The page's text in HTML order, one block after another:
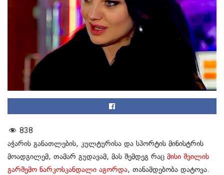
838
აჭარის განათლების, კულტურისა და სპორტის მინისტრის
მოადგილემ, თამარ გუდავამ, მას შემდეგ რაც მისი შვილის
გარშემო ნარკოსკანდალი აგორდა, თანამდებობა დატოვა.